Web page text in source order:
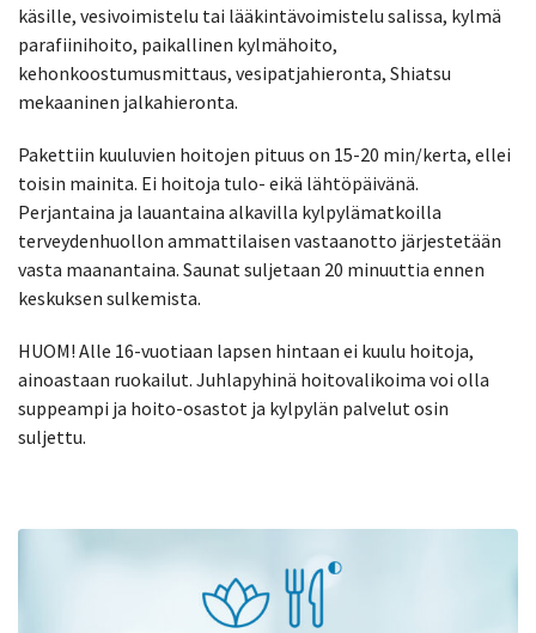
käsille, vesivoimistelu tai lääkintävoimistelu salissa, kylmä
parafiinihoito, paikallinen kylmähoito,
kehonkoostumusmittaus, vesipatjahieronta, Shiatsu
mekaaninen jalkahieronta.
Pakettiin kuuluvien hoitojen pituus on 15-20 min/kerta, ellei
toisin mainita. Ei hoitoja tulo- eikä lähtöpäivänä.
Perjantaina ja lauantaina alkavilla kylpylämatkoilla
terveydenhuollon ammattilaisen vastaanotto järjestetään
vasta maanantaina. Saunat suljetaan 20 minuuttia ennen
keskuksen sulkemista.
HUOM! Alle 16-vuotiaan lapsen hintaan ei kuulu hoitoja,
ainoastaan ruokailut. Juhlapyhinä hoitovalikoima voi olla
suppeampi ja hoito-osastot ja kylpylän palvelut osin
suljettu.